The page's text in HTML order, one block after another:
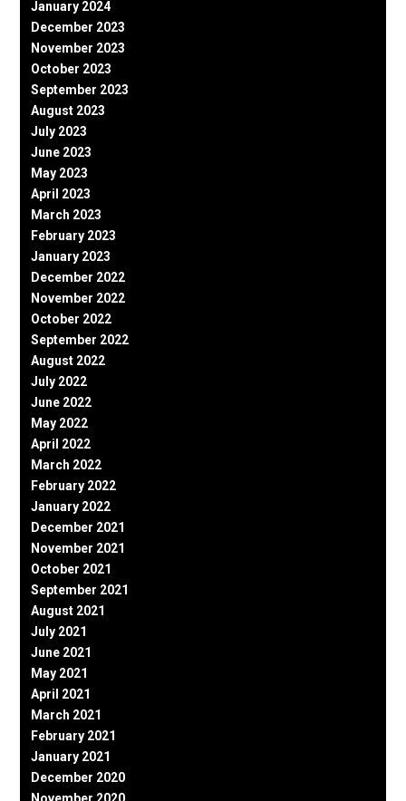
January 2024
December 2023
November 2023
October 2023
September 2023
August 2023
July 2023
June 2023
May 2023
April 2023
March 2023
February 2023
January 2023
December 2022
November 2022
October 2022
September 2022
August 2022
July 2022
June 2022
May 2022
April 2022
March 2022
February 2022
January 2022
December 2021
November 2021
October 2021
September 2021
August 2021
July 2021
June 2021
May 2021
April 2021
March 2021
February 2021
January 2021
December 2020